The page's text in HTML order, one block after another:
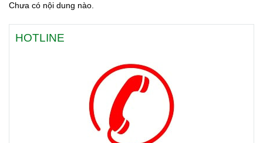
Chưa có nội dung nào.
HOTLINE